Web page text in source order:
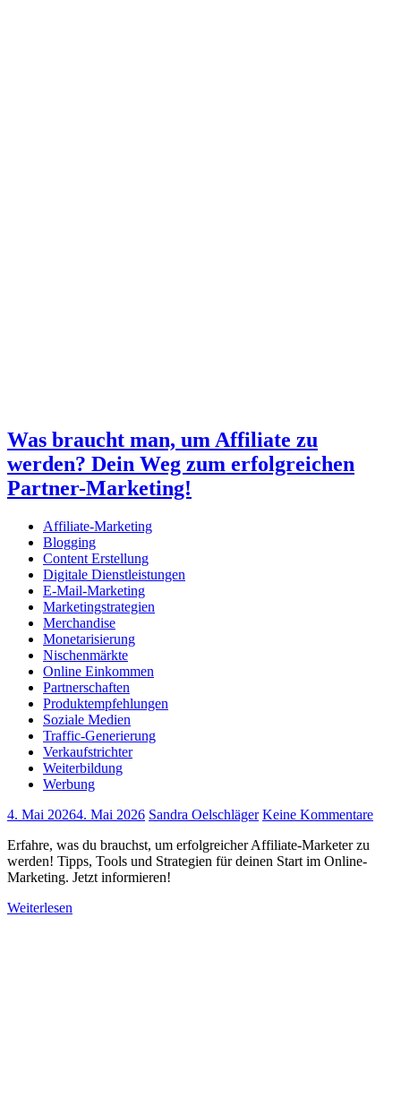
Was braucht man, um Affiliate zu
werden? Dein Weg zum erfolgreichen
Partner-Marketing!
Affiliate-Marketing
Blogging
Content Erstellung
Digitale Dienstleistungen
E-Mail-Marketing
Marketingstrategien
Merchandise
Monetarisierung
Nischenmärkte
Online Einkommen
Partnerschaften
Produktempfehlungen
Soziale Medien
Traffic-Generierung
Verkaufstrichter
Weiterbildung
Werbung
4. Mai 20264. Mai 2026 Sandra Oelschläger Keine Kommentare
Erfahre, was du brauchst, um erfolgreicher Affiliate-Marketer zu
werden! Tipps, Tools und Strategien für deinen Start im Online-
Marketing. Jetzt informieren!
Weiterlesen